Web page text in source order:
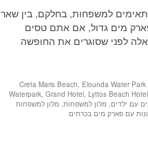
למשפחות, בחלקם, בין שאר
מים גדול, אם אתם טסים
לפני שסוגרים את החופשה
Creta Maris Beach, Elounda Water
Waterpark,Grand Hotel,Lyttos Beach Hotel
עם ילדים, מלון למשפחות, מלון למשפחות
עם פארק מים בכרתים